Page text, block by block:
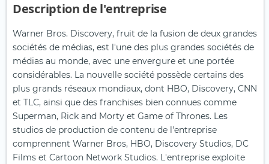
Description de l'entreprise
Warner Bros. Discovery, fruit de la fusion de deux grandes
sociétés de médias, est l'une des plus grandes sociétés de
médias au monde, avec une envergure et une portée
considérables. La nouvelle société possède certains des
plus grands réseaux mondiaux, dont HBO, Discovery, CNN
et TLC, ainsi que des franchises bien connues comme
Superman, Rick and Morty et Game of Thrones. Les
studios de production de contenu de l'entreprise
comprennent Warner Bros, HBO, Discovery Studios, DC
Films et Cartoon Network Studios. L'entreprise exploite